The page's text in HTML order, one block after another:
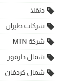
دنقلا
شركات طيران
شركة MTN
شمال دارفور
شمال كردفان